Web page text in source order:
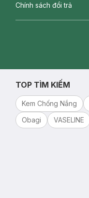
Chính sách đổi trả
TOP TÌM KIẾM
Kem Chống Nắng
Obagi
VASELINE